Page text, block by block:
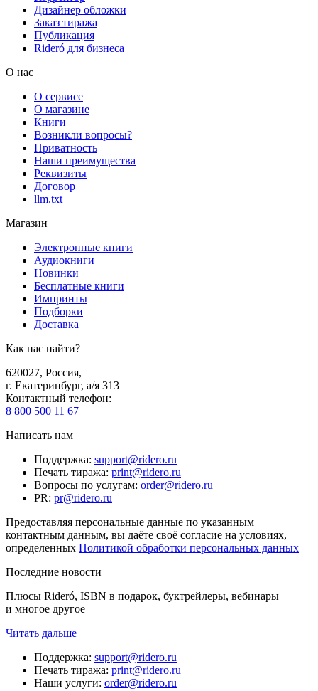
Дизайнер обложки
Заказ тиража
Публикация
Rideró для бизнеса
О нас
О сервисе
О магазине
Книги
Возникли вопросы?
Приватность
Наши преимущества
Реквизиты
Договор
llm.txt
Магазин
Электронные книги
Аудиокниги
Новинки
Бесплатные книги
Импринты
Подборки
Доставка
Как нас найти?
620027, Россия,
г. Екатеринбург, а/я 313
Контактный телефон:
8 800 500 11 67
Написать нам
Поддержка: support@ridero.ru
Печать тиража: print@ridero.ru
Вопросы по услугам: order@ridero.ru
PR: pr@ridero.ru
Предоставляя персональные данные по указанным
контактным данным, вы даёте своё согласие на условиях,
определенных Политикой обработки персональных данных
Последние новости
Плюсы Rideró, ISBN в подарок, буктрейлеры, вебинары
и многое другое
Читать дальше
Поддержка: support@ridero.ru
Печать тиража: print@ridero.ru
Наши услуги: order@ridero.ru